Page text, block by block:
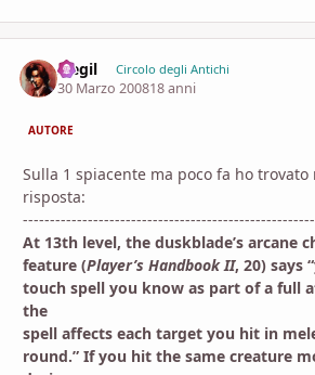
Siegil Circolo degli Antichi
30 Marzo 200818 anni
AUTORE
Sulla 1 spiacente ma poco fa ho trovato
risposta:
At 13th level, the duskblade’s arcane
feature (Player’s Handbook II, 20) says
touch spell you know as part of a full
the
spell affects each target you hit in
round.” If you hit the same creature